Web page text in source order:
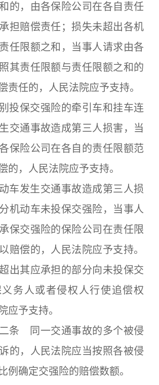
的，由各保险公司在各自责任
担赔偿责任；损失未超出各机
任限额之和，当事人请求由各
其责任限额与责任限额之和的
责任的，人民法院应予支持。
保交强险的牵引车和挂车连
交通事故造成第三人损害，当
保险公司在各自的责任限额范
的，人民法院应予支持。
发生交通事故造成第三人损
机动车未投保交强险，当事人
保交强险的保险公司在责任限
赔偿的，人民法院应予支持。
出其应承担的部分向未投保交
务人或者侵权人行使追偿权
应予支持。
同一交通事故的多个被侵
的，人民法院应当按照各被侵
例确定交强险的赔偿数额。